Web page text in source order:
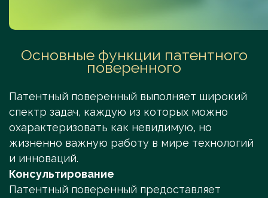
Основные функции патентного
поверенного
Патентный поверенный выполняет широкий
спектр задач, каждую из которых можно
охарактеризовать как невидимую, но
жизненно важную работу в мире технологий
и инноваций.
Консультирование
Патентный поверенный предоставляет